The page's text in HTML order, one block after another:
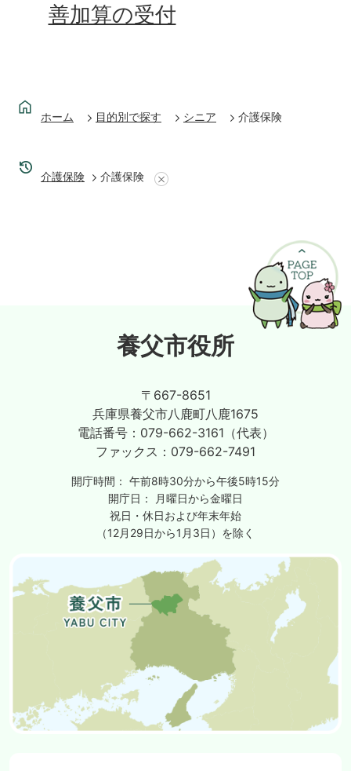
善加算の受付
ホーム 目的別で探す シニア 介護保険
介護保険 介護保険
養父市役所
〒667-8651
兵庫県養父市八鹿町八鹿1675
電話番号： 079-662-3161（代表）
ファックス： 079-662-7491
開庁時間： 午前8時30分から午後5時15分
開庁日：
月曜日から金曜日
祝日・休日および年末年始
（12月29日から1月3日）を除く